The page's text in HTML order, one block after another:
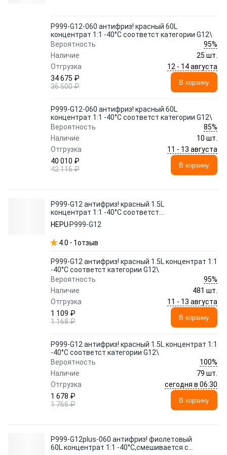
P999-G12-060 антифриз! красный 60L
концентрат 1:1 -40°C соответст категории G12\
Вероятность
95%
Наличие
25 шт.
Отгрузка
12 - 14 августа
34 675 ₽
36 500 ₽
В корзину
P999-G12-060 антифриз! красный 60L
концентрат 1:1 -40°C соответст категории G12\
Вероятность
85%
Наличие
10 шт.
Отгрузка
11 - 13 августа
40 010 ₽
42 116 ₽
В корзину
P999-G12 антифриз! красный 1.5L
концентрат 1:1 -40°C соответст
категории G12\
HEPU P999-G12
4.0 1отзыв
P999-G12 антифриз! красный 1.5L концентрат 1:1
-40°C соответст категории G12\
Вероятность
95%
Наличие
481 шт.
Отгрузка
11 - 13 августа
1 109 ₽
1 168 ₽
В корзину
P999-G12 антифриз! красный 1.5L концентрат 1:1
-40°C соответст категории G12\
Вероятность
100%
Наличие
79 шт.
Отгрузка
сегодня в 06:30
1 678 ₽
1 766 ₽
В корзину
P999-G12plus-060 антифриз! фиолетовый
60L концентрат 1:1 -40°C,смешивается с